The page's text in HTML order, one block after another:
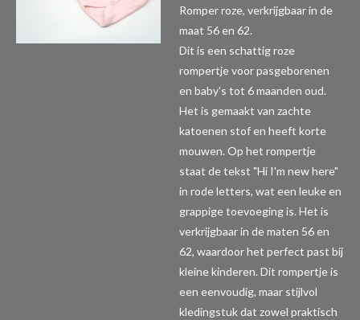
Romper roze, verkrijgbaar in de
maat 56 en 62.
Dit is een schattig roze
rompertje voor pasgeborenen
en baby's tot 6 maanden oud.
Het is gemaakt van zachte
katoenen stof en heeft korte
mouwen. Op het rompertje
staat de tekst "Hi I'm new here"
in rode letters, wat een leuke en
grappige toevoeging is. Het is
verkrijgbaar in de maten 56 en
62, waardoor het perfect past bij
kleine kinderen. Dit rompertje is
een eenvoudig, maar stijlvol
kledingstuk dat zowel praktisch